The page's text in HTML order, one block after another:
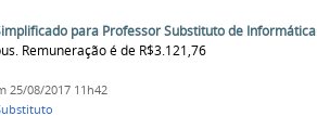
para Professor Substituto de Informática
Remuneração é de R$3.121,76
25/08/2017 11h42